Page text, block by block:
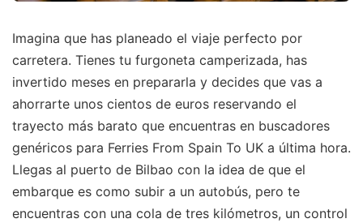
Imagina que has planeado el viaje perfecto por
carretera. Tienes tu furgoneta camperizada, has
invertido meses en prepararla y decides que vas a
ahorrarte unos cientos de euros reservando el
trayecto más barato que encuentras en buscadores
genéricos para Ferries From Spain To UK a última hora.
Llegas al puerto de Bilbao con la idea de que el
embarque es como subir a un autobús, pero te
encuentras con una cola de tres kilómetros, un control